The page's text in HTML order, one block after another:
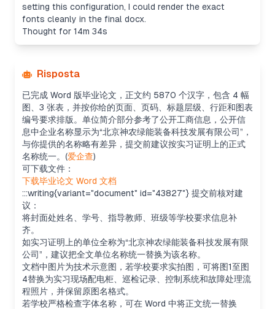
setting this configuration, I could render the exact
fonts cleanly in the final docx.
Thought for 14m 34s
Risposta
已完成 Word 版毕业论文，正文约 5870 个汉字，包含 4 幅
图、3 张表，并按你给的页面、页码、标题层级、行距和图表
编号要求排版。单位简介部分参考了公开工商信息，公开信
息中企业名称显示为“北京神农绿能装备科技发展有限公司”，
与你提供的名称略有差异，提交前建议按实习证明上的正式
名称统一。(爱企查)
可下载文件：
下载毕业论文 Word 文档
:::writing{variant="document" id="43827"} 提交前核对建
议：
将封面处姓名、学号、指导教师、班级等学校要求信息补
齐。
如实习证明上的单位全称为“北京神农绿能装备科技发展有限
公司”，建议把全文单位名称统一替换为该名称。
文档中图片为技术示意图，若学校要求实拍图，可将图1至图
4替换为实习现场配电柜、巡检记录、控制系统和故障处理流
程照片，并保留原图名格式。
若学校严格检查字体名称，可在 Word 中将正文统一替换